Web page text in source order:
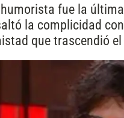
fue la
la complicidad
que trascendió